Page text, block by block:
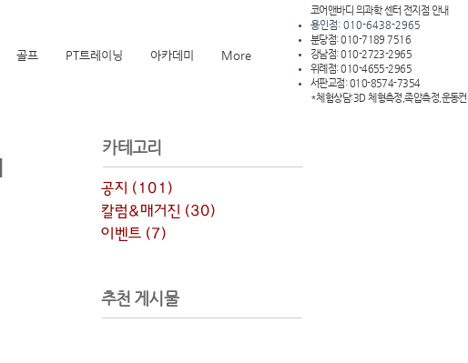
골프 PT트레이닝 아카데미 More
코어앤바디 의과학 센터 전지점 안내
용인점: 010-6438-2965
분당점: 010-7189 7516
강남점: 010-2723-2965
위례점: 010-4655-2965
서판교점: 010-8574-7354
*체험상담:3D 체형측정,족압측정,운동
​카테고리
공지 (101)
칼럼&매거진 (30)
이벤트 (7)
추천 게시물